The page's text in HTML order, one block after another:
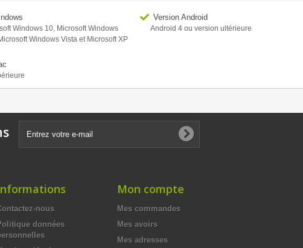
Windows 10, Microsoft Windows
Windows Vista et Microsoft XP
Version Android
Android 4 ou version ultérieure
nous
données
Mon compte
Mes commandes
Mes avoirs
Mes adresses